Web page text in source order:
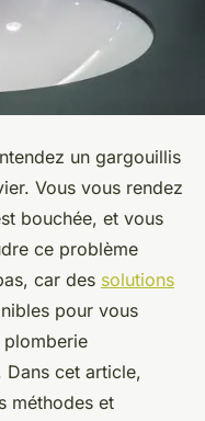
un gargouillis
Vous vous rendez
bouchée, et vous
ce problème
car des solutions
pour vous
plomberie
cet article,
méthodes et